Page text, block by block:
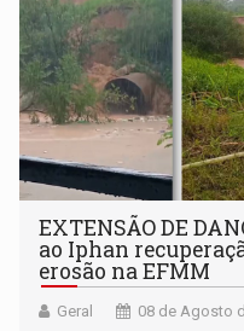
EXTENSÃO DE
ao Iphan
erosão na EFMM
Geral 08 de Agosto